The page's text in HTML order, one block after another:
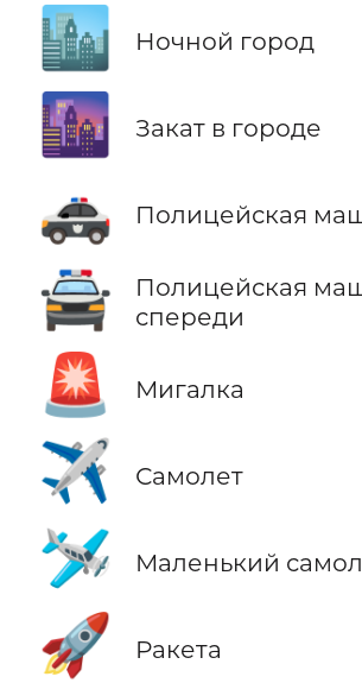
🏙️ Ночной город
🌆 Закат в городе
🚓 Полицейская
🚔
Полицейская
спереди
🚨 Мигалка
✈️ Самолет
🛩️ Маленький
🚀 Ракета